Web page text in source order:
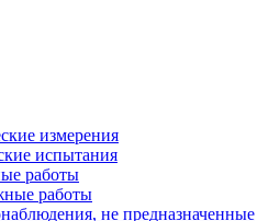
измерения
испытания
работы
работы
не предназначенные